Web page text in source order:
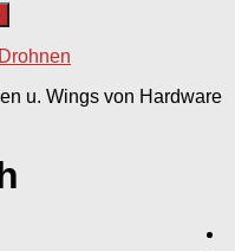
u. Wings von Hardware